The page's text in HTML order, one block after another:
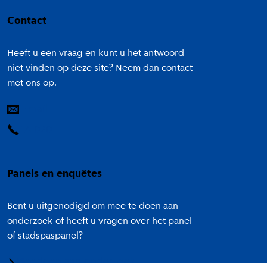
Contact
Heeft u een vraag en kunt u het antwoord
niet vinden op deze site? Neem dan contact
met ons op.
Panels en enquêtes
Bent u uitgenodigd om mee te doen aan
onderzoek of heeft u vragen over het panel
of stadspaspanel?